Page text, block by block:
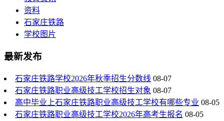
资料
石家庄铁路
学校图片
最新发布
石家庄铁路学校2026年秋季招生分数线 08-07
石家庄铁路职业高级技工学校招生对象 08-07
高中毕业上石家庄铁路职业高级技工学校有哪些专业 08-05
石家庄铁路职业高级技工学校2026年高考生报名 08-05